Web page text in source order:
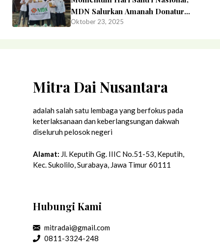
MDN Salurkan Amanah Donatur
Berupa Beras untuk Kader Dai di
Oktober 23, 2025
Mitra Dai Nusantara
adalah salah satu lembaga yang berfokus pada
keterlaksanaan dan keberlangsungan dakwah
diseluruh pelosok negeri
Alamat: Jl. Keputih Gg. IIIC No.51-53, Keputih,
Kec. Sukolilo, Surabaya, Jawa Timur 60111
Hubungi Kami
mitradai@gmail.com
0811-3324-248